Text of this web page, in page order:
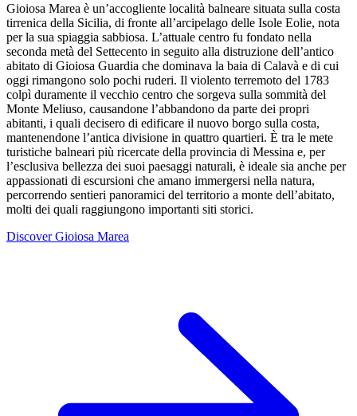
Gioiosa Marea è un’accogliente località balneare situata sulla costa
tirrenica della Sicilia, di fronte all’arcipelago delle Isole Eolie, nota
per la sua spiaggia sabbiosa. L’attuale centro fu fondato nella
seconda metà del Settecento in seguito alla distruzione dell’antico
abitato di Gioiosa Guardia che dominava la baia di Calavà e di cui
oggi rimangono solo pochi ruderi. Il violento terremoto del 1783
colpì duramente il vecchio centro che sorgeva sulla sommità del
Monte Meliuso, causandone l’abbandono da parte dei propri
abitanti, i quali decisero di edificare il nuovo borgo sulla costa,
mantenendone l’antica divisione in quattro quartieri. È tra le mete
turistiche balneari più ricercate della provincia di Messina e, per
l’esclusiva bellezza dei suoi paesaggi naturali, è ideale sia anche per
appassionati di escursioni che amano immergersi nella natura,
percorrendo sentieri panoramici del territorio a monte dell’abitato,
molti dei quali raggiungono importanti siti storici.
Discover Gioiosa Marea